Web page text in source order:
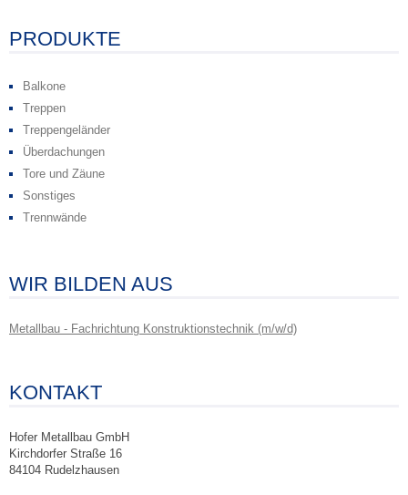
PRODUKTE
Balkone
Treppen
Treppengeländer
Überdachungen
Tore und Zäune
Sonstiges
Trennwände
WIR BILDEN AUS
Metallbau - Fachrichtung Konstruktionstechnik (m/w/d)
KONTAKT
Hofer Metallbau GmbH
Kirchdorfer Straße 16
84104 Rudelzhausen